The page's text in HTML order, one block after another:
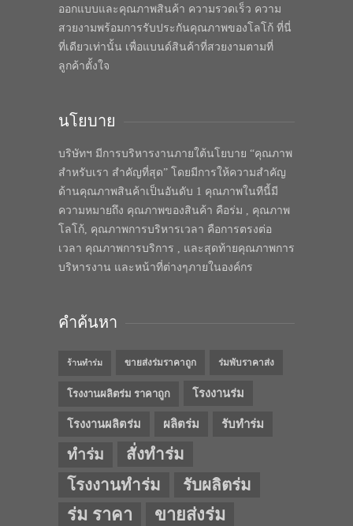
ออกแบบและคุณภาพสินค้า ความรวดเร็ว ความ
สวยงามพร้อมการรับประกันคุณภาพของโลโก้ ที่นี่
ที่เดียวเท่านั้น เพื่อแบนด์สินค้าที่สวยงามตามที่
ลูกค้าตั้งใจ
นโยบาย
บริษัทฯ มีการบริหารงานภายใต้นโยบาย “คุณภาพ
สำหรับเรา สำคัญที่สุด” โดยมีการให้ความสำคัญ
ด้านคุณภาพสินค้าเป็นอันดับ 1 คุณภาพในทีนี้มี
ความหมายถึง คุณภาพของสินค้า คือร่ม , คุณภาพ
โลโก้, คุณภาพการบริหารเวลา คือการตรงต่อ
เวลา คุณภาพการบริการ , และสุดท้ายคุณภาพการ
บริหารงาน และหน้าที่ต่างๆภายในองค์กร
คำค้นหา
ร้านทำร่ม ขายส่งร่มราคาถูก ร่มพับราคาส่ง
โรงงานผลิตร่ม ราคาถูก โรงงานร่ม
โรงงานผลิตร่ม ผลิตร่ม รับทำร่ม
ทำร่ม
สั่งทำร่ม
โรงงานทำร่ม
รับผลิตร่ม
ร่ม ราคา ขายส่งร่ม